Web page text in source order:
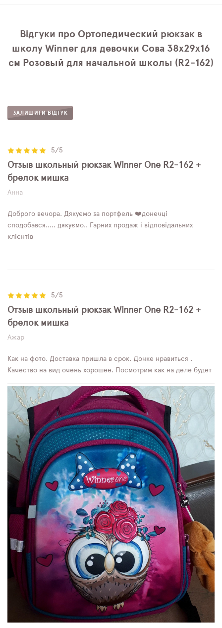
Відгуки про Ортопедический рюкзак в
школу Winner для девочки Сова 38х29х16
см Розовый для начальной школы (R2-162)
ЗАЛИШИТИ ВІДГУК
5/5
Отзыв школьный рюкзак Winner One R2-162 +
брелок мишка
Анна
Доброго вечора. Дякуємо за портфель ❤️донечці
сподобався..... дякуємо.. Гарних продаж і відповідальних
клієнтів
5/5
Отзыв школьный рюкзак Winner One R2-162 +
брелок мишка
Ажар
Как на фото. Доставка пришла в срок. Дочке нравиться .
Качество на вид очень хорошее. Посмотрим как на деле будет